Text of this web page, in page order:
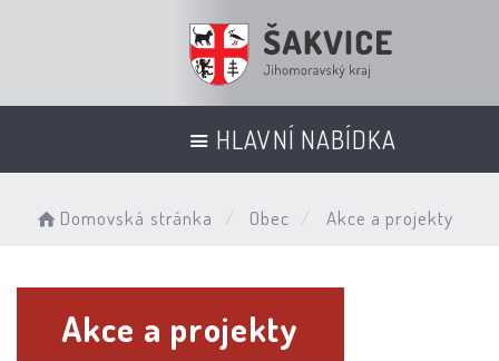
HLAVNÍ NABÍDKA
Domovská stránka Obec Akce a projekty
Akce a projekty